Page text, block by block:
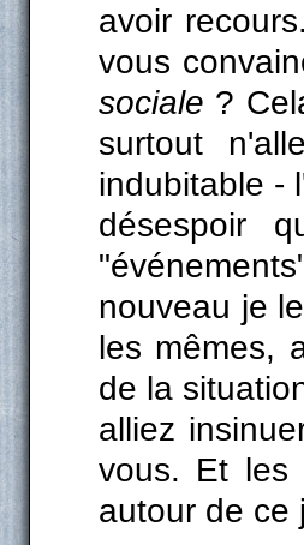
avoir
vous
sociale ?
surtout
indubitable -
désespoir
nouveau je
les mêmes,
de la
alliez
vous. Et les
autour de ce